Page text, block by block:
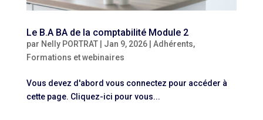
Le B.A BA de la comptabilité Module 2
par Nelly PORTRAT| Jan 9, 2026| Adhérents,
Formations et webinaires
Vous devez d'abord vous connectez pour accéder à
cette page. Cliquez-ici pour vous...